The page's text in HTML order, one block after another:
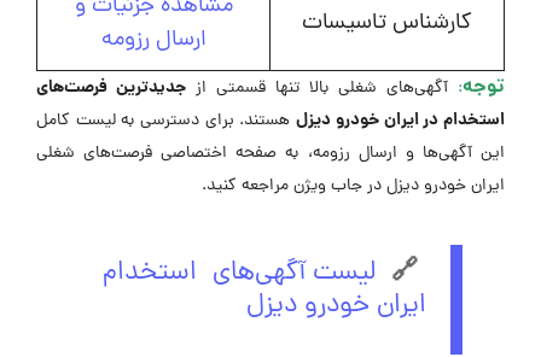
کارشناس تاسیسات
مشاهده جزئیات و
ارسال رزومه
توجه: آگهی‌های شغلی بالا تنها قسمتی از جدیدترین فرصت‌های
استخدام در ایران خودرو دیزلهستند. برای دسترسی به لیست کامل
این آگهی‌ها و ارسال رزومه، به صفحه اختصاصی فرصت‌های شغلی
ایران خودرو دیزل در جاب ویژن مراجعه کنید.
🔗 لیست آگهی‌های استخدام
ایران خودرو دیزل